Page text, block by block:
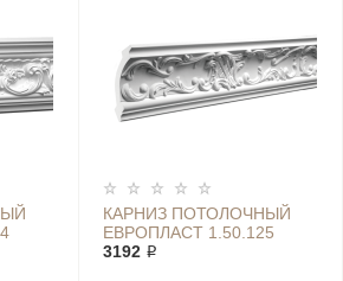
КАРНИЗ ПОТОЛОЧНЫЙ
ЕВРОПЛАСТ 1.50.125
3192 ₽